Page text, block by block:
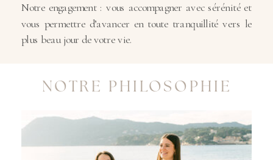
Notre engagement : vous accompagner avec sérénité et
vous permettre d’avancer en toute tranquillité vers le
plus beau jour de votre vie.
NOTRE PHILOSOPHIE